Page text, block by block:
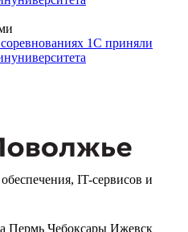
IT-сервисов и
Пермь Чебоксары Ижевск